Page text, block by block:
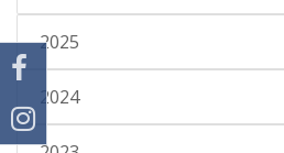
2025
2024